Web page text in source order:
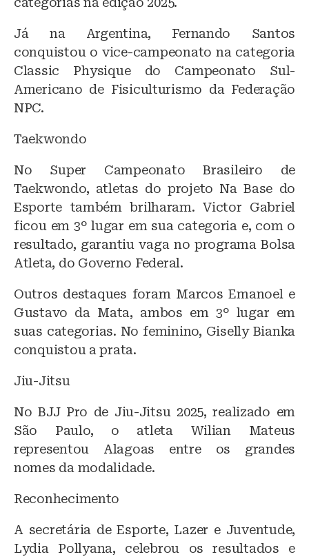
Já na Argentina, Fernando Santos
conquistou o vice-campeonato na categoria
Classic Physique do Campeonato Sul-
Americano de Fisiculturismo da Federação
NPC.
Taekwondo
No Super Campeonato Brasileiro de
Taekwondo, atletas do projeto Na Base do
Esporte também brilharam. Victor Gabriel
ficou em 3º lugar em sua categoria e, com o
resultado, garantiu vaga no programa Bolsa
Atleta, do Governo Federal.
Outros destaques foram Marcos Emanoel e
Gustavo da Mata, ambos em 3º lugar em
suas categorias. No feminino, Giselly Bianka
conquistou a prata.
Jiu-Jitsu
No BJJ Pro de Jiu-Jitsu 2025, realizado em
São Paulo, o atleta Wilian Mateus
representou Alagoas entre os grandes
nomes da modalidade.
Reconhecimento
A secretária de Esporte, Lazer e Juventude,
Lydia Pollyana, celebrou os resultados e